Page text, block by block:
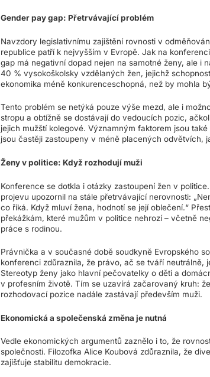
Gender pay gap: Přetrvávající problém
Navzdory legislativnímu zajištění rovnosti v
republice patří k nejvyšším v Evropě. Jak na
gap má negativní dopad nejen na samotné ženy, ale i
40 % vysokoškolsky vzdělaných žen, jejichž
ekonomika méně konkurenceschopná, než by mohla
Tento problém se netýká pouze výše mezd, ale i
stropu a obtížně se dostávají do vedoucích pozic,
jejich mužští kolegové. Významným faktorem jsou
jsou častěji zastoupeny v méně placených odvětvích,
Ženy v politice: Když rozhodují muži
Konference se dotkla i otázky zastoupení žen v
projevu upozornil na stále přetrvávající nerovnosti:
co říká. Když mluví žena, hodnotí se její oblečení.“
překážkám, které mužům v politice nehrozí – včetně
práce s rodinou.
Právnička a v současné době soudkyně Evropského
konferenci zdůraznila, že právo, ač se tváří neutrálně,
Stereotyp ženy jako hlavní pečovatelky o děti a
v profesním životě. Tím se uzavírá začarovaný kruh:
rozhodovací pozice nadále zastávají především muži.
Ekonomická a společenská změna je nutná
Vedle ekonomických argumentů zaznělo i to, že
společnosti. Filozofka Alice Koubová zdůraznila, že
zajišťuje stabilitu demokracie.